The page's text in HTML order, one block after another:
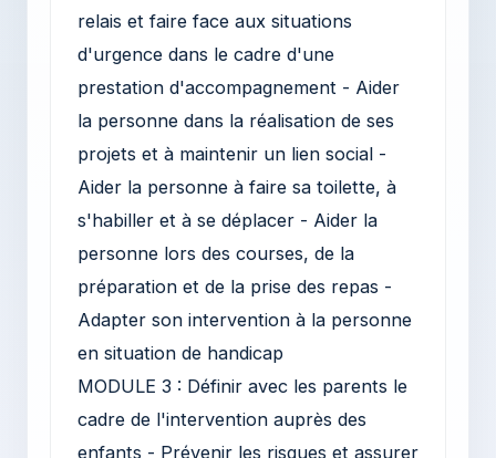
relais et faire face aux situations
d'urgence dans le cadre d'une
prestation d'accompagnement - Aider
la personne dans la réalisation de ses
projets et à maintenir un lien social -
Aider la personne à faire sa toilette, à
s'habiller et à se déplacer - Aider la
personne lors des courses, de la
préparation et de la prise des repas -
Adapter son intervention à la personne
en situation de handicap
MODULE 3 : Définir avec les parents le
cadre de l'intervention auprès des
enfants - Prévenir les risques et assurer